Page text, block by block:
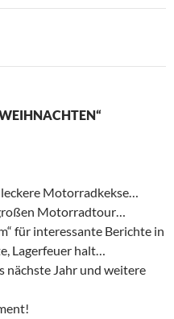
Motorradkekse…
Motorradtour…
für interessante Berichte in
Lagerfeuer halt…
nächste Jahr und weitere